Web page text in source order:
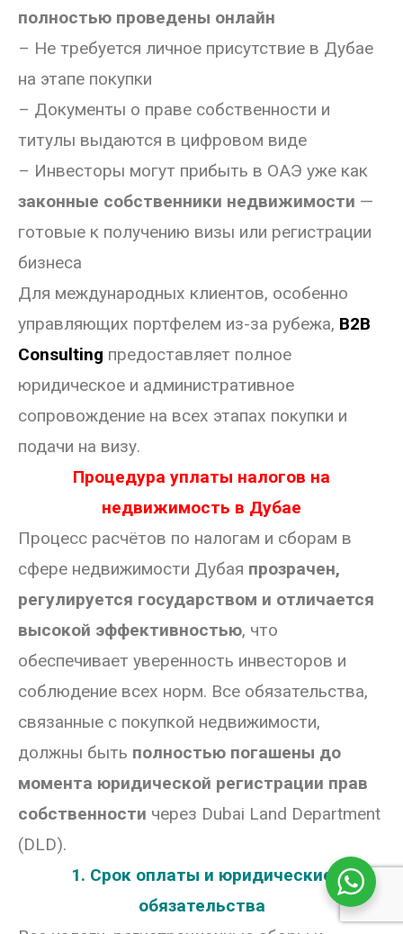
полностью проведены онлайн
– Не требуется личное присутствие в Дубае
на этапе покупки
– Документы о праве собственности и
титулы выдаются в цифровом виде
– Инвесторы могут прибыть в ОАЭ уже как
законные собственники недвижимости —
готовые к получению визы или регистрации
бизнеса
Для международных клиентов, особенно
управляющих портфелем из-за рубежа, B2B
Consulting предоставляет полное
юридическое и административное
сопровождение на всех этапах покупки и
подачи на визу.
Процедура уплаты налогов на
недвижимость в Дубае
Процесс расчётов по налогам и сборам в
сфере недвижимости Дубая прозрачен,
регулируется государством и отличается
высокой эффективностью, что
обеспечивает уверенность инвесторов и
соблюдение всех норм. Все обязательства,
связанные с покупкой недвижимости,
должны быть полностью погашены до
момента юридической регистрации прав
собственности через Dubai Land Department
(DLD).
1. Срок оплаты и юридические
обязательства